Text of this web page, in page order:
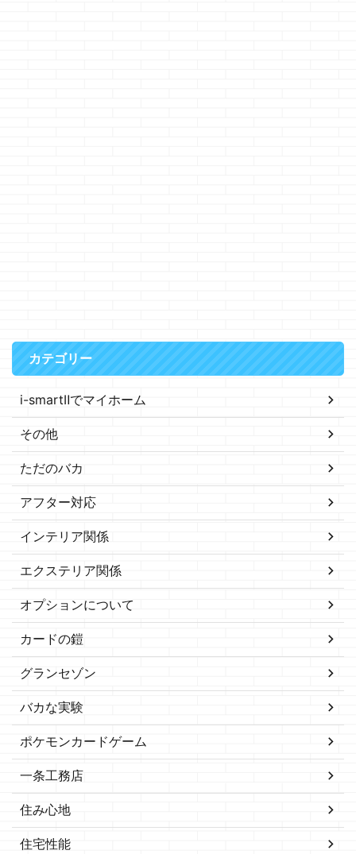
カテゴリー
i-smartⅡでマイホーム
その他
ただのバカ
アフター対応
インテリア関係
エクステリア関係
オプションについて
カードの鎧
グランセゾン
バカな実験
ポケモンカードゲーム
一条工務店
住み心地
住宅性能